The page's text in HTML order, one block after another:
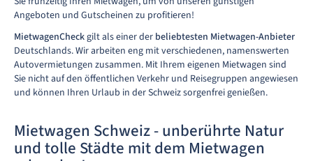
Angeboten und Gutscheinen zu profitieren!
MietwagenCheckgilt als einer der beliebtesten Mietwagen-Anbieter
Deutschlands. Wir arbeiten eng mit verschiedenen, namenswerten
Autovermietungen zusammen. Mit Ihrem eigenen Mietwagen sind
Sie nicht auf den öffentlichen Verkehr und Reisegruppen angewiesen
und können Ihren Urlaub in der Schweiz sorgenfrei genießen.
Mietwagen Schweiz - unberührte Natur
und tolle Städte mit dem Mietwagen